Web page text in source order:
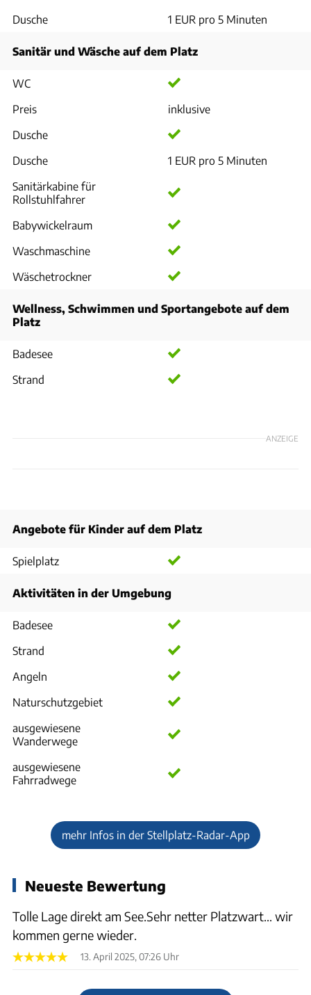
Dusche 1 EUR pro 5 Minuten
Sanitär und Wäsche auf dem Platz
WC
Preis
inklusive
Dusche
Dusche
1 EUR pro 5 Minuten
Sanitärkabine für
Rollstuhlfahrer
Babywickelraum
Waschmaschine
Wäschetrockner
Wellness, Schwimmen und Sportangebote auf dem
Platz
Badesee
Strand
ANZEIGE
Angebote für Kinder auf dem Platz
Spielplatz
Aktivitäten in der Umgebung
Badesee
Strand
Angeln
Naturschutzgebiet
ausgewiesene
Wanderwege
ausgewiesene
Fahrradwege
mehr Infos in der Stellplatz-Radar-App
Neueste Bewertung
Tolle Lage direkt am See.Sehr netter Platzwart… wir
kommen gerne wieder.
13. April 2025, 07:26 Uhr